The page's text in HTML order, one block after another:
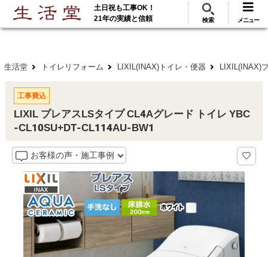
ご利用 288万･工事実績117万件! 無料見積
土日祝も工事OK！
21年の実績と信頼
検索 メニュー
生活堂 トイレリフォーム LIXIL(INAX)トイレ・便器 LIXIL(INAX)
工事費込
LIXIL プレアスLSタイプ CL4Aグレード トイレ YBC
-CL10SU+DT-CL114AU-BW1
お客様の声・施工事例